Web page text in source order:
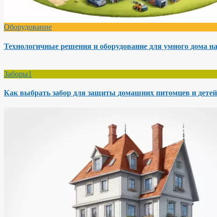
Оборудование
Технологичные решения и оборудование для умного дома
Заборы1
Как выбрать забор для защиты домашних питомцев и детей